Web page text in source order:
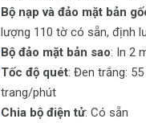
Bộ nạp và đảo mặt bản
lượng 110 tờ có sẵn, định
Bộ đảo mặt bản sao: In 2
Tốc độ quét: Đen trắng:
trang/phút
Chia bộ điện tử: Có sẵn